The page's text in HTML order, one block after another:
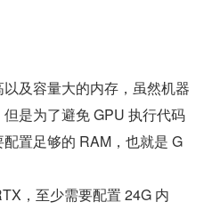
及容量大的内存，虽然机器
是为了避免 GPU 执行代码
置足够的 RAM，也就是 G
，至少需要配置 24G 内